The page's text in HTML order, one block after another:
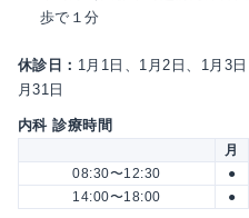
歩で１分
休診日： 1月1日、1月2日、1月3
月31日
内科 診療時間
月
08:30〜12:30
●
14:00〜18:00
●